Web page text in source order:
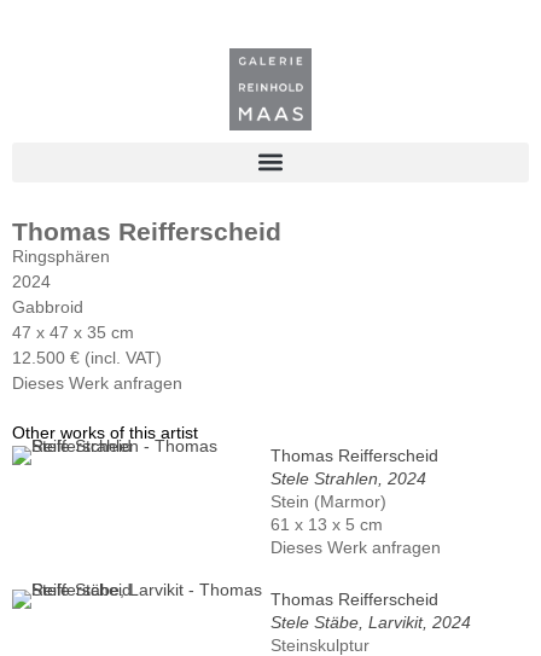
Thomas Reifferscheid
Ringsphären
2024
Gabbroid
47 x 47 x 35 cm
12.500 € (incl. VAT)
Dieses Werk anfragen
Other works of this artist
Thomas Reifferscheid
Stele Strahlen, 2024
Stein (Marmor)
61 x 13 x 5 cm
Dieses Werk anfragen
Thomas Reifferscheid
Stele Stäbe, Larvikit, 2024
Steinskulptur